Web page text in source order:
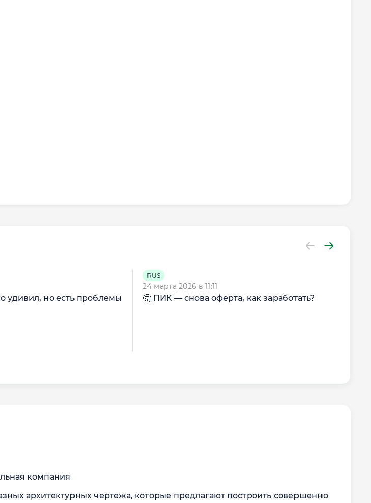
удивил, но есть проблемы
RUS
24 марта 2026 в 11:11
🤔 ПИК — снова оферта, как заработать?
компания
архитектурных чертежа, которые предлагают построить совершенно